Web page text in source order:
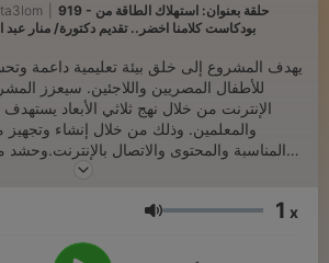
919 - حلقة بعنوان: استهلاك الطاقة من
بودكاست كلامنا اخضر.. تقديم دكتورة/ منار عبد
يهدف المشروع إلى خلق بيئة تعليمية داعمة
للأطفال المصريين واللاجئين. سيعزز
الإنترنت من خلال نهج ثلاثي الأبعاد يستهدف
والمعلمين. وذلك من خلال إنشاء وتجهيز
المناسبة والمحتوى والاتصال
المدربين من المجتمع المحلي، بهدف توفير
انتشار جائحة كوفيد 19،
Volume 1 x